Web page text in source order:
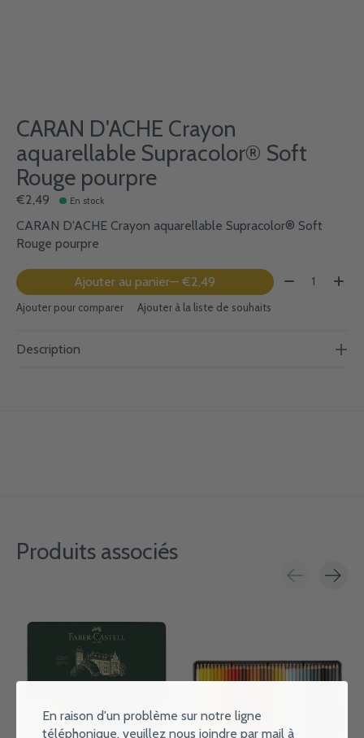
CARAN D'ACHE Crayon
aquarellable Supracolor® Soft
Rouge pourpre
€2,49 En stock
CARAN D'ACHE Crayon aquarellable Supracolor® Soft
Rouge pourpre
Ajouter au panier — €2,49 Quantité:
Ajouter pour comparer Ajouter à la liste de souhaits
Description
Produits associés
En raison d'un problème sur notre ligne
téléphonique, veuillez nous joindre par mail à